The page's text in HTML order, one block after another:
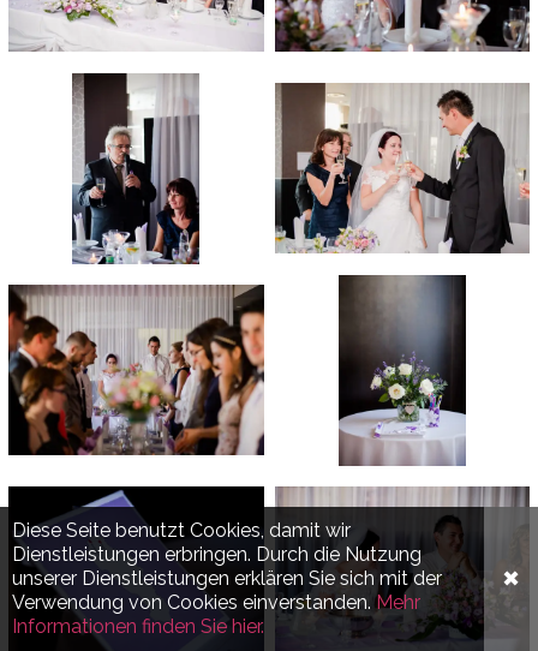
Diese Seite benutzt Cookies, damit wir
Dienstleistungen erbringen. Durch die Nutzung
unserer Dienstleistungen erklären Sie sich mit der
Verwendung von Cookies einverstanden.Mehr
Informationen finden Sie hier.
✖